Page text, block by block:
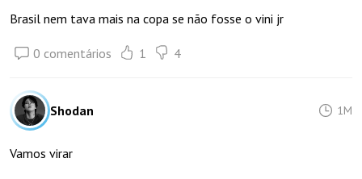
Brasil nem tava mais na copa se não fosse o vini jr
0 comentários 1 4
Shodan 1M
Vamos virar